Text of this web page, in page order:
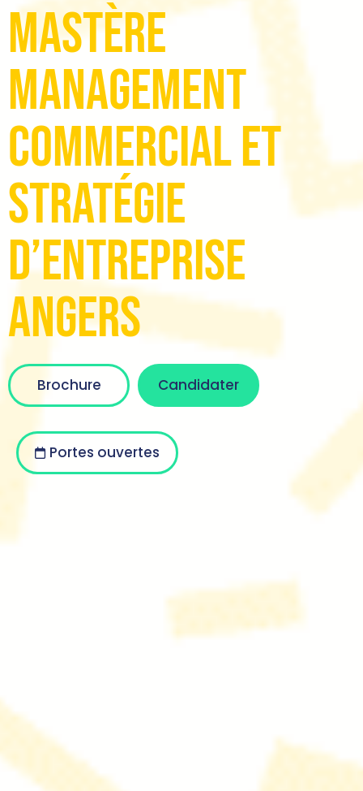
Mastère
Management
Commercial et
Stratégie
d’Entreprise
Angers
Brochure Candidater
Portes ouvertes